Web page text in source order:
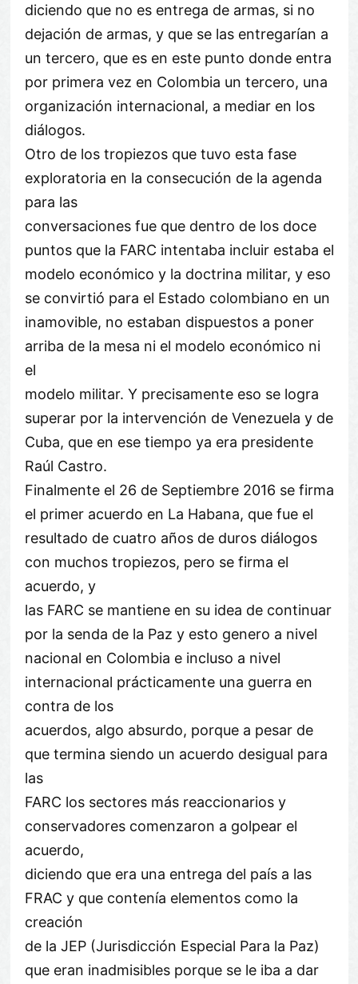
diciendo que no es entrega de armas, si no
dejación de armas, y que se las entregarían a
un tercero, que es en este punto donde entra
por primera vez en Colombia un tercero, una
organización internacional, a mediar en los
diálogos.
Otro de los tropiezos que tuvo esta fase
exploratoria en la consecución de la agenda
para las
conversaciones fue que dentro de los doce
puntos que la FARC intentaba incluir estaba el
modelo económico y la doctrina militar, y eso
se convirtió para el Estado colombiano en un
inamovible, no estaban dispuestos a poner
arriba de la mesa ni el modelo económico ni
el
modelo militar. Y precisamente eso se logra
superar por la intervención de Venezuela y de
Cuba, que en ese tiempo ya era presidente
Raúl Castro.
Finalmente el 26 de Septiembre 2016 se firma
el primer acuerdo en La Habana, que fue el
resultado de cuatro años de duros diálogos
con muchos tropiezos, pero se firma el
acuerdo, y
las FARC se mantiene en su idea de continuar
por la senda de la Paz y esto genero a nivel
nacional en Colombia e incluso a nivel
internacional prácticamente una guerra en
contra de los
acuerdos, algo absurdo, porque a pesar de
que termina siendo un acuerdo desigual para
las
FARC los sectores más reaccionarios y
conservadores comenzaron a golpear el
acuerdo,
diciendo que era una entrega del país a las
FRAC y que contenía elementos como la
creación
de la JEP (Jurisdicción Especial Para la Paz)
que eran inadmisibles porque se le iba a dar